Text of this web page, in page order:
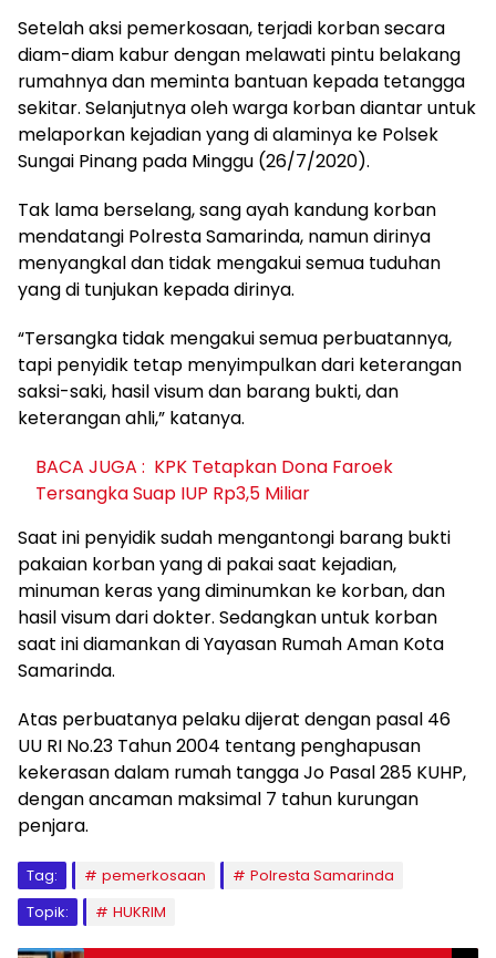
Setelah aksi pemerkosaan, terjadi korban secara
diam-diam kabur dengan melawati pintu belakang
rumahnya dan meminta bantuan kepada tetangga
sekitar. Selanjutnya oleh warga korban diantar untuk
melaporkan kejadian yang di alaminya ke Polsek
Sungai Pinang pada Minggu (26/7/2020).
Tak lama berselang, sang ayah kandung korban
mendatangi Polresta Samarinda, namun dirinya
menyangkal dan tidak mengakui semua tuduhan
yang di tunjukan kepada dirinya.
“Tersangka tidak mengakui semua perbuatannya,
tapi penyidik tetap menyimpulkan dari keterangan
saksi-saki, hasil visum dan barang bukti, dan
keterangan ahli,” katanya.
BACA JUGA : KPK Tetapkan Dona Faroek
Tersangka Suap IUP Rp3,5 Miliar
Saat ini penyidik sudah mengantongi barang bukti
pakaian korban yang di pakai saat kejadian,
minuman keras yang diminumkan ke korban, dan
hasil visum dari dokter. Sedangkan untuk korban
saat ini diamankan di Yayasan Rumah Aman Kota
Samarinda.
Atas perbuatanya pelaku dijerat dengan pasal 46
UU RI No.23 Tahun 2004 tentang penghapusan
kekerasan dalam rumah tangga Jo Pasal 285 KUHP,
dengan ancaman maksimal 7 tahun kurungan
penjara.
Tag: pemerkosaan
Polresta Samarinda
Topik:
HUKRIM